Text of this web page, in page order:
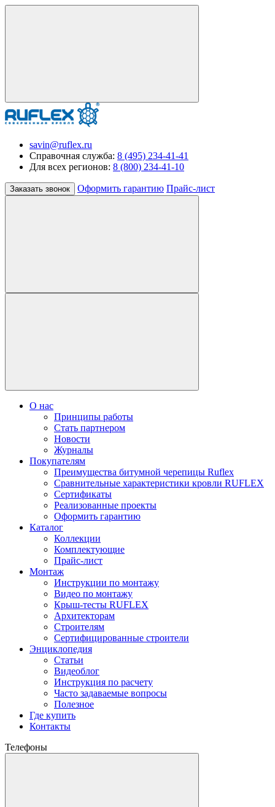
savin@ruflex.ru
Справочная служба: 8 (495) 234-41-41
Для всех регионов: 8 (800) 234-41-10
Заказать звонок Оформить гарантию Прайс-лист
О нас
Принципы работы
Стать партнером
Новости
Журналы
Покупателям
Преимущества битумной черепицы Ruflex
Сравнительные характеристики кровли RUFLEX
Сертификаты
Реализованные проекты
Оформить гарантию
Каталог
Коллекции
Комплектующие
Прайс-лист
Монтаж
Инструкции по монтажу
Видео по монтажу
Крыш-тесты RUFLEX
Архитекторам
Строителям
Сертифицированные строители
Энциклопедия
Статьи
Видеоблог
Инструкция по расчету
Часто задаваемые вопросы
Полезное
Где купить
Контакты
Телефоны